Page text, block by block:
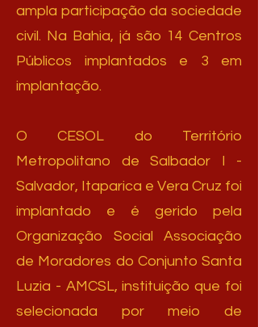
ampla participação da sociedade
civil. Na Bahia, já são 14 Centros
Públicos implantados e 3 em
implantação.
O CESOL do Território
Metropolitano de Salbador I -
Salvador, Itaparica e Vera Cruz foi
implantado e é gerido pela
Organização Social Associação
de Moradores do Conjunto Santa
Luzia - AMCSL, instituição que foi
selecionada por meio de